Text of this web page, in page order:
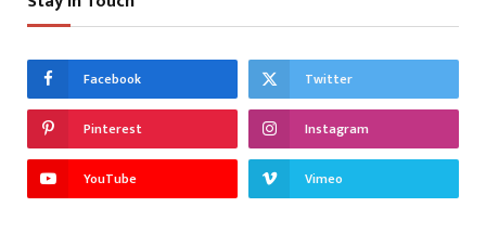
Facebook Twitter
Pinterest Instagram
YouTube Vimeo